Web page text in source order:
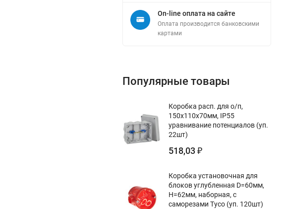
On-line оплата на сайте
Оплата производится банковскими
картами
Популярные товары
Коробка расп. для о/п,
150х110х70мм, IP55
уравнивание потенциалов (уп.
22шт)
518,03 ₽
Коробка установочная для
блоков углубленная D=60мм,
Н=62мм, наборная, с
саморезами Тусо (уп. 120шт)